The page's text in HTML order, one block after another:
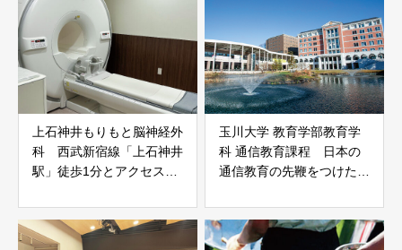
上石神井もりもと脳神経外
科 西武新宿線「上石神井
駅」徒歩1分とアクセスも
玉川大学 教育学部教育学
科 通信教育課程 日本の
通信教育の先鞭をつけた玉